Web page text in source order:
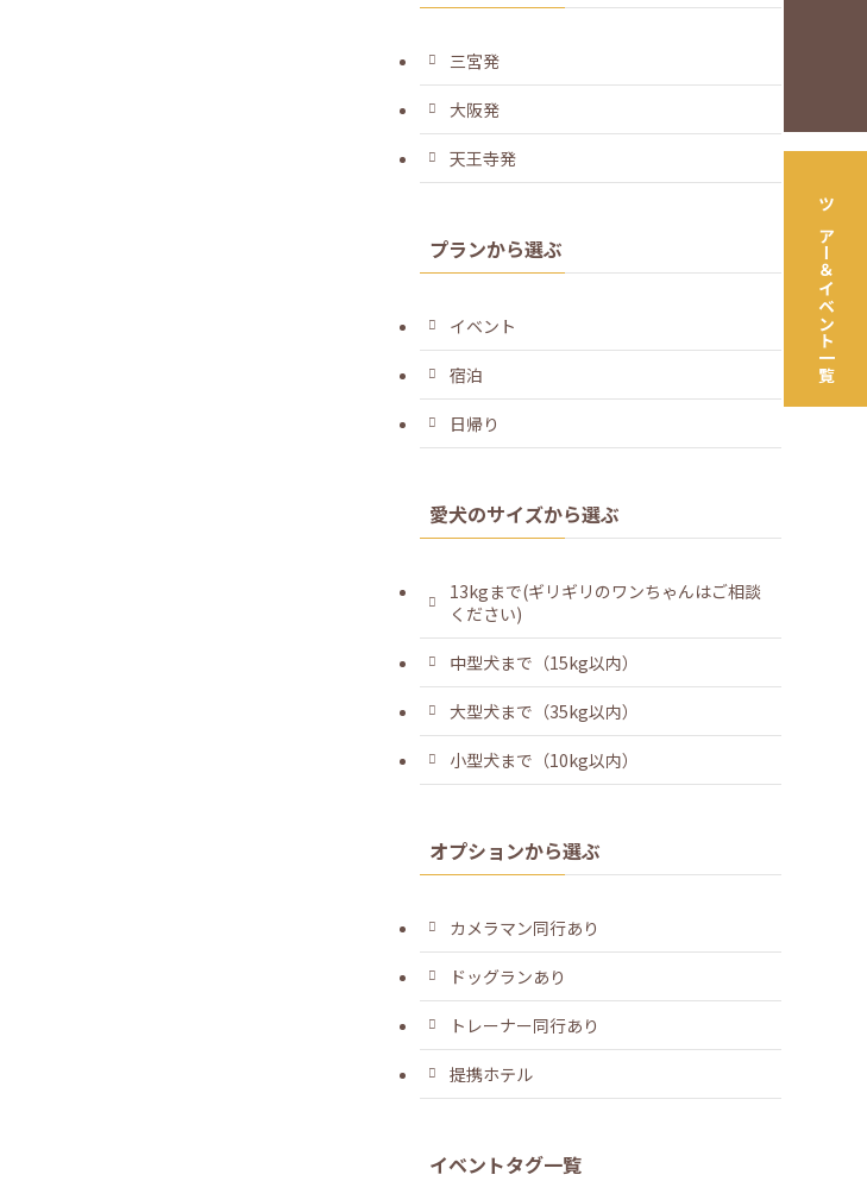
ツアー＆イベント一覧
三宮発
大阪発
天王寺発
プランから選ぶ
イベント
宿泊
日帰り
愛犬のサイズから選ぶ
13kgまで(ギリギリのワンちゃんはご相談
ください)
中型犬まで（15kg以内）
大型犬まで（35kg以内）
小型犬まで（10kg以内）
オプションから選ぶ
カメラマン同行あり
ドッグランあり
トレーナー同行あり
提携ホテル
イベントタグ一覧